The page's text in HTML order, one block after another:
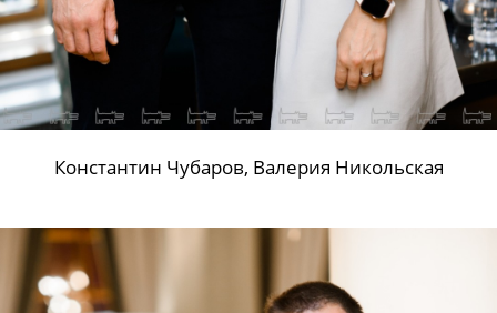
Константин Чубаров, Валерия Никольская